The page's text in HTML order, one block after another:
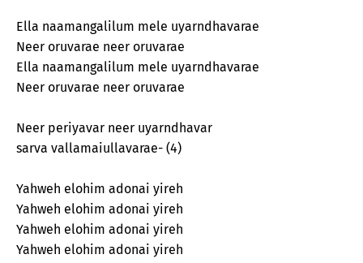
Ella naamangalilum mele uyarndhavarae
Neer oruvarae neer oruvarae
Ella naamangalilum mele uyarndhavarae
Neer oruvarae neer oruvarae
Neer periyavar neer uyarndhavar
sarva vallamaiullavarae- (4)
Yahweh elohim adonai yireh
Yahweh elohim adonai yireh
Yahweh elohim adonai yireh
Yahweh elohim adonai yireh